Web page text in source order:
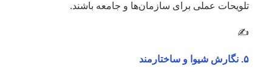
تلویحات عملی برای سازمان‌ها و جامعه باشند.
✍️
۵. نگارش شیوا و ساختارمند